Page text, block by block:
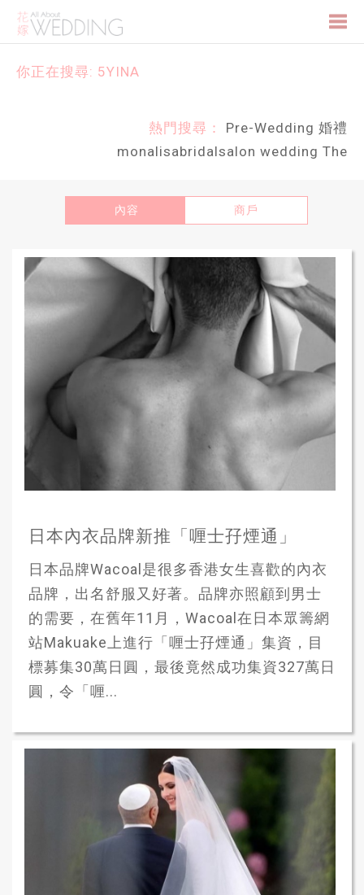
你正在搜尋: 5YINA
熱門搜尋： Pre-Wedding 婚禮
monalisabridalsalon wedding The
內容 商戶
日本內衣品牌新推「喱士孖煙通」
日本品牌Wacoal是很多香港女生喜歡的內衣
品牌，出名舒服又好著。品牌亦照顧到男士
的需要，在舊年11月，Wacoal在日本眾籌網
站Makuake上進行「喱士孖煙通」集資，目
標募集30萬日圓，最後竟然成功集資327萬日
圓，令「喱...